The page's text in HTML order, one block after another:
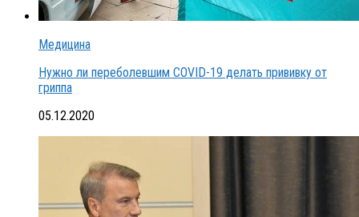
Медицина
Нужно ли переболевшим COVID-19 делать прививку от
гриппа
05.12.2020